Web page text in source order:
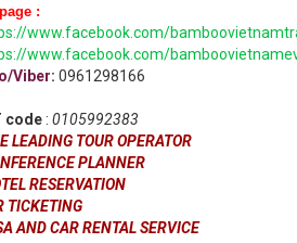
:
www.facebook.com/
www.facebook.com/
Viber: 0961298166
code : 0105992383
LEADING TOUR OPERATOR
PLANNER
RESERVATION
TICKETING
AND CAR RENTAL SERVICE